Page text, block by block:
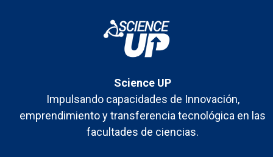
Science UP
Impulsando capacidades de Innovación,
emprendimiento y transferencia tecnológica en las
facultades de ciencias.